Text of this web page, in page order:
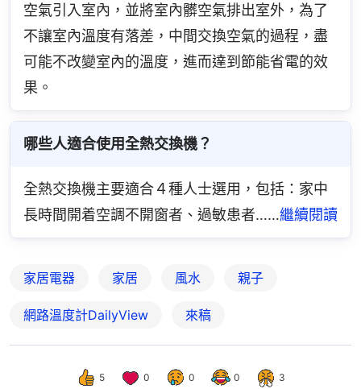
空氣引入室內，並將室內髒空氣排出室外，為了
不讓室內溫度有落差，中間交換空氣的過程，盡
可能不改變室內的溫度，進而達到節能省電的效
果。
哪些人適合使用全熱交換機？
全熱交換機主要適合４種人士選用，包括：家中
長時間開着空調不開窗者、過敏患者……繼續閱讀
家居電器 家居 風水 親子
網路溫度計DailyView 來稿
5 0 0 0 3